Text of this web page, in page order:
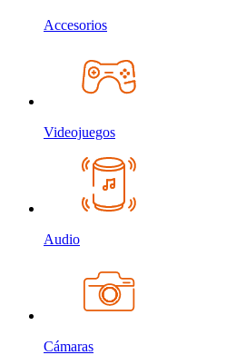
Accesorios
Videojuegos
Audio
Cámaras